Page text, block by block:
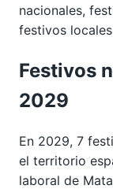
nacionales,
festivos
Festivos
2029
En 2029, 7
el territorio
laboral de